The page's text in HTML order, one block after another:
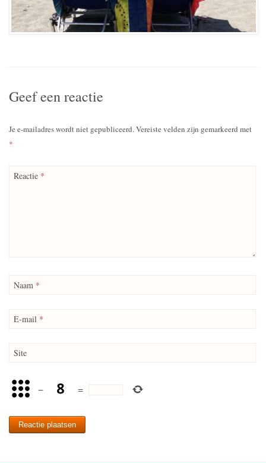
Geef een reactie
Je e-mailadres wordt niet gepubliceerd.Vereiste velden zijn gemarkeerd met
*
Reactie *
Naam *
E-mail *
Site
− =